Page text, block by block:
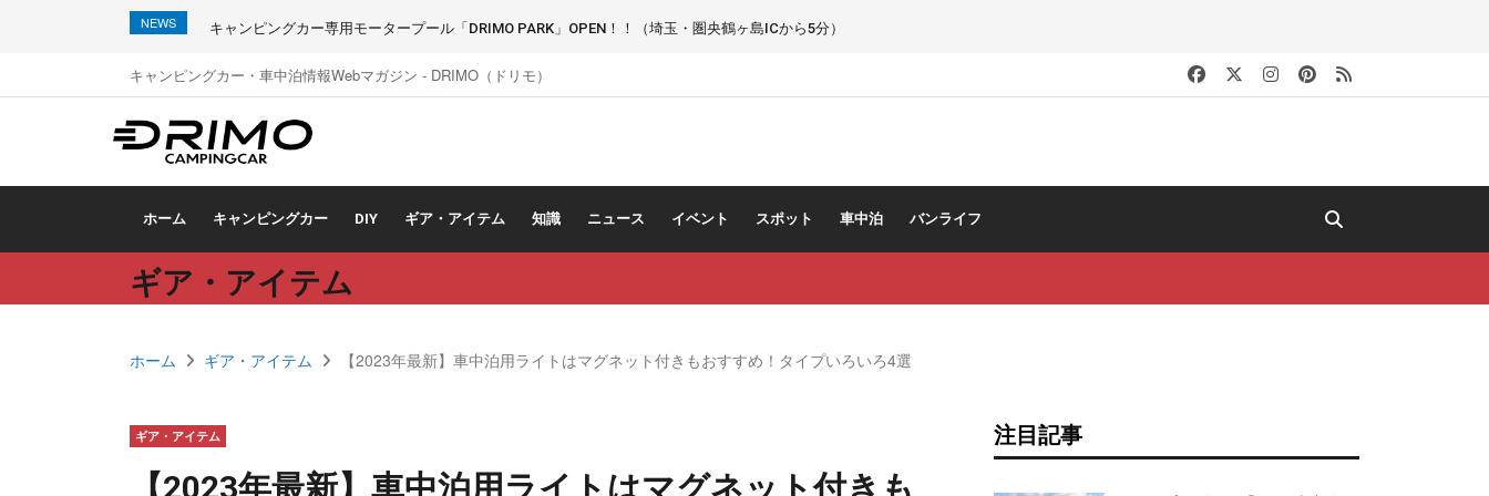
NEWS キャンピングカー専用モータープール「DRIMO PARK」OPEN！！（埼玉・圏央鶴ヶ島ICから5分）
キャンピングカー・車中泊情報Webマガジン - DRIMO（ドリモ）
ホーム キャンピングカー DIY ギア・アイテム 知識 ニュース イベント スポット 車中泊 バンライフ
ギア・アイテム
ホーム ギア・アイテム 【2023年最新】車中泊用ライトはマグネット付きもおすすめ！タイプいろいろ4選
ギア・アイテム
【2023年最新】車中泊用ライトはマグネット付きも
注目記事